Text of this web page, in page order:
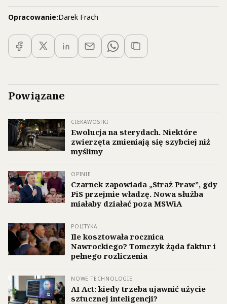
Opracowanie:Darek Frach
Powiązane
CIEKAWOSTKI
Ewolucja na sterydach. Niektóre
zwierzęta zmieniają się szybciej niż
myślimy
OPINIE
Czarnek zapowiada „Straż Praw”, gdy
PiS przejmie władzę. Nowa służba
miałaby działać poza MSWiA
POLITYKA
Ile kosztowała rocznica
Nawrockiego? Tomczyk żąda faktur i
pełnego rozliczenia
NOWE TECHNOLOGIE
AI Act: kiedy trzeba ujawnić użycie
sztucznej inteligencji?